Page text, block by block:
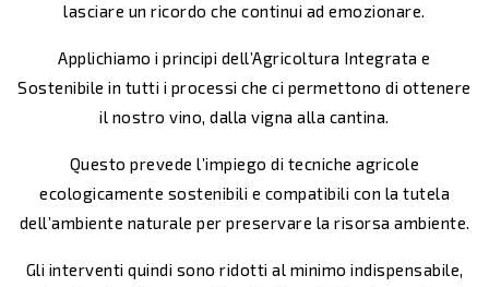
lasciare un ricordo che continui ad emozionare.
Applichiamo i principi dell’Agricoltura Integrata e
Sostenibile in tutti i processi che ci permettono di ottenere
il nostro vino, dalla vigna alla cantina.
Questo prevede l’impiego di tecniche agricole
ecologicamente sostenibili e compatibili con la tutela
dell’ambiente naturale per preservare la risorsa ambiente.
Gli interventi quindi sono ridotti al minimo indispensabile,